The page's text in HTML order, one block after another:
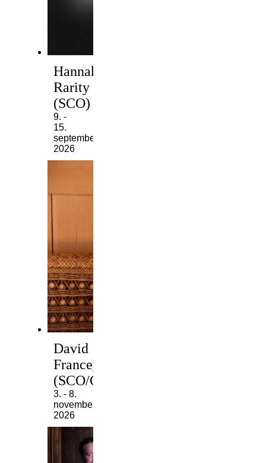
Hannah
Rarity
(SCO)
9. -
15.
september
2026
David
Francey
(SCO/CAN)
3. - 8.
november
2026